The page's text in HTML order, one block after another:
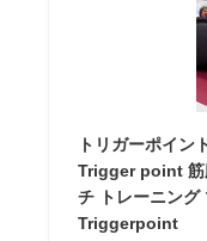
トリガーポイン
Trigger point 筋
チ トレーニング
Triggerpoint